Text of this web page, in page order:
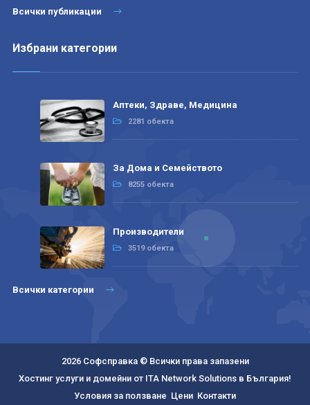
Всички публикации
Избрани категории
Аптеки, Здраве, Медицина
2281 обекта
За Дома и Семейството
8255 обекта
Производители
3519 обекта
Всички категории
2026 Софсправка © Всички права запазени
Хостинг услуги и домейни от ITA Network Solutions в България!
Условия за ползване Цени Контакти